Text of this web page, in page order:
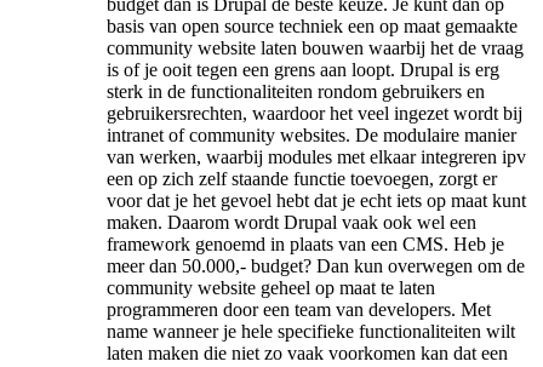
budget dan is Drupal de beste keuze. Je kunt dan op
basis van open source techniek een op maat gemaakte
community website laten bouwen waarbij het de vraag
is of je ooit tegen een grens aan loopt. Drupal is erg
sterk in de functionaliteiten rondom gebruikers en
gebruikersrechten, waardoor het veel ingezet wordt bij
intranet of community websites. De modulaire manier
van werken, waarbij modules met elkaar integreren ipv
een op zich zelf staande functie toevoegen, zorgt er
voor dat je het gevoel hebt dat je echt iets op maat kunt
maken. Daarom wordt Drupal vaak ook wel een
framework genoemd in plaats van een CMS. Heb je
meer dan 50.000,- budget? Dan kun overwegen om de
community website geheel op maat te laten
programmeren door een team van developers. Met
name wanneer je hele specifieke functionaliteiten wilt
laten maken die niet zo vaak voorkomen kan dat een